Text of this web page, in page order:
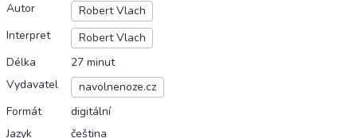
Autor
Robert Vlach
Interpret
Robert Vlach
Délka
27 minut
Vydavatel
navolnenoze.cz
Formát
digitální
Jazyk
čeština